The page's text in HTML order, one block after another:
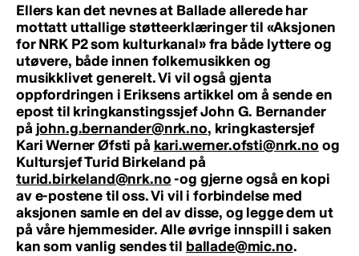
Ellers kan det nevnes at Ballade allerede har
mottatt uttallige støtteerklæringer til «Aksjonen
for NRK P2 som kulturkanal» fra både lyttere og
utøvere, både innen folkemusikken og
musikklivet generelt. Vi vil også gjenta
oppfordringen i Eriksens artikkel om å sende en
epost til kringkanstingssjef John G. Bernander
på john.g.bernander@nrk.no, kringkastersjef
Kari Werner Øfsti på kari.werner.ofsti@nrk.no og
Kultursjef Turid Birkeland på
turid.birkeland@nrk.no-og gjerne også en kopi
av e-postene til oss. Vi vil i forbindelse med
aksjonen samle en del av disse, og legge dem ut
på våre hjemmesider. Alle øvrige innspill i saken
kan som vanlig sendes til ballade@mic.no.